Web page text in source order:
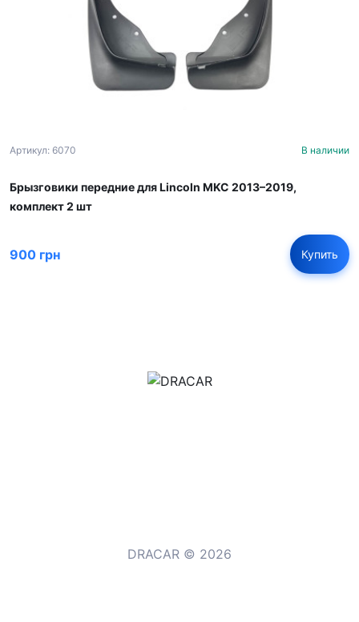
Артикул: 6070 В наличии
Брызговики передние для Lincoln MKC 2013–2019,
комплект 2 шт
900 грн Купить
DRACAR © 2026